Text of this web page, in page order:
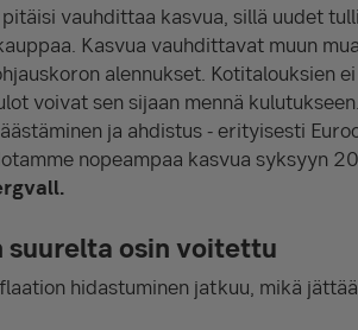
vauhdittaa kasvua, sillä uudet
Kasvua vauhdittavat muun
alennukset. Kotitalouksien
voivat sen sijaan mennä
ja ahdistus - erityisesti
nopeampaa kasvua syksyyn
suurelta osin voitettu
hidastuminen jatkuu, mikä